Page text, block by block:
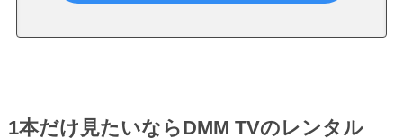
1本だけ見たいならDMM TVのレンタル